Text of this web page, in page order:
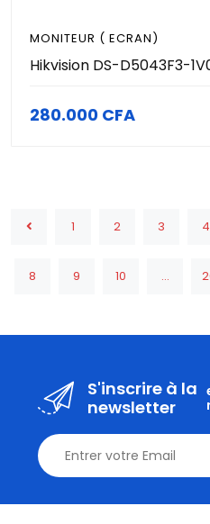
MONITEUR ( ECRAN)
280.000 CFA
1 2 3 4
8 9 10 ...
S'inscrire à la
newsletter